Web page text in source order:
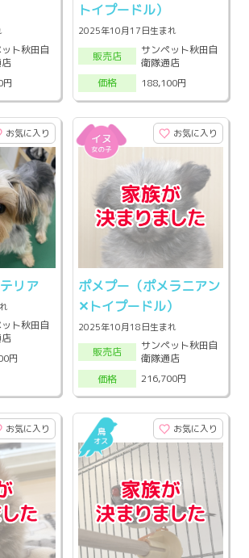
ト秋田自
トイプードル）
2025年10月17日生まれ
販売店
サンペット秋田自
衛隊通店
価格
188,100円
お気に入り
リア
ト秋田自
円
お気に入り
ポメプー（ポメラニアン‪
✕‬トイプードル）
2025年10月18日生まれ
販売店
サンペット秋田自
衛隊通店
価格
216,700円
お気に入り お気に入り